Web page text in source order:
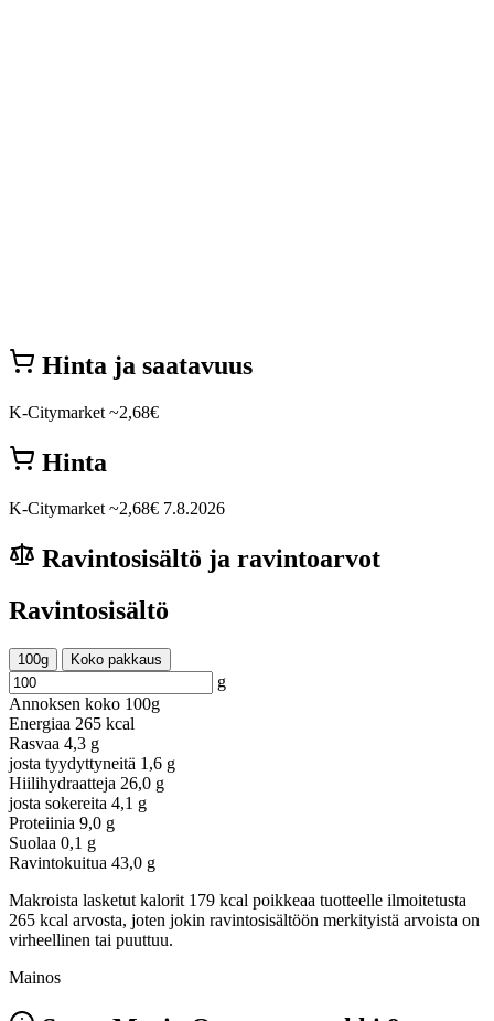
Hinta ja saatavuus
K-Citymarket ~2,68€
Hinta
K-Citymarket ~2,68€ 7.8.2026
Ravintosisältö ja ravintoarvot
Ravintosisältö
100g Koko pakkaus
g
Annoksen koko 100g
Energiaa 265 kcal
Rasvaa 4,3 g
josta tyydyttyneitä 1,6 g
Hiilihydraatteja 26,0 g
josta sokereita 4,1 g
Proteiinia 9,0 g
Suolaa 0,1 g
Ravintokuitua 43,0 g
Makroista lasketut kalorit 179 kcal poikkeaa tuotteelle ilmoitetusta
265 kcal arvosta, joten jokin ravintosisältöön merkityistä arvoista on
virheellinen tai puuttuu.
Mainos